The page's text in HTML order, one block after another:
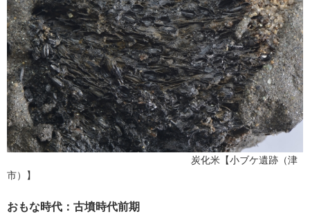
炭化米【小ブケ遺跡（津
市）】
おもな時代：古墳時代前期